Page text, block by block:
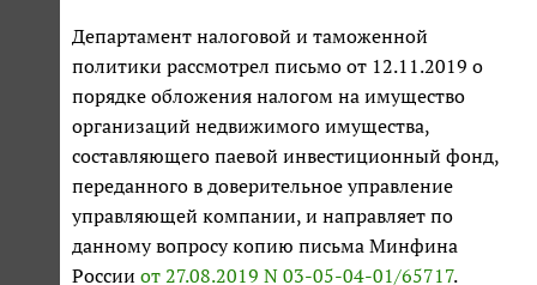
Департамент налоговой и таможенной
политики рассмотрел письмо от 12.11.2019 о
порядке обложения налогом на имущество
организаций недвижимого имущества,
составляющего паевой инвестиционный фонд,
переданного в доверительное управление
управляющей компании, и направляет по
данному вопросу копию письма Минфина
России от 27.08.2019 N 03-05-04-01/65717.